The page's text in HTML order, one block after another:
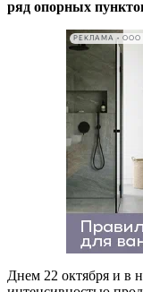
ряд опорных
Днем 22 октября и в